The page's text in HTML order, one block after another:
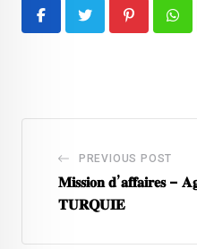
Pinterest
PREVIOUS POST
𝐌𝐢𝐬𝐬𝐢𝐨𝐧 𝐝’𝐚𝐟𝐟𝐚𝐢𝐫𝐞𝐬
𝐓𝐔𝐑𝐐𝐔𝐈𝐄